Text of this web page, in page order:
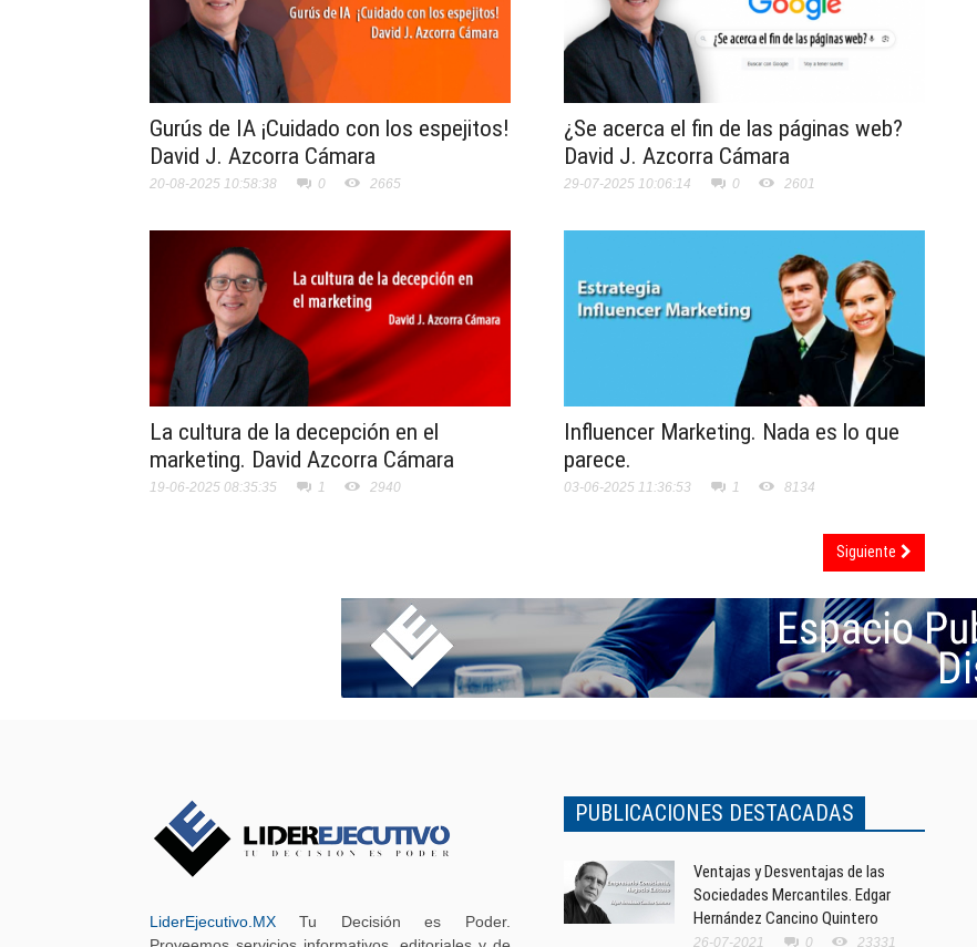
Gurús de IA ¡Cuidado con los espejitos!
David J. Azcorra Cámara
20-08-2025 10:58:38 0 2665
¿Se acerca el fin de las páginas web?
David J. Azcorra Cámara
29-07-2025 10:06:14 0 2601
La cultura de la decepción en el
marketing. David Azcorra Cámara
19-06-2025 08:35:35 1 2940
Influencer Marketing. Nada es lo que
parece.
03-06-2025 11:36:53 1 8134
Siguiente
LiderEjecutivo.MX Tu Decisión es Poder.
PUBLICACIONES DESTACADAS
Ventajas y Desventajas de las
Sociedades Mercantiles. Edgar
Hernández Cancino Quintero
26-07-2021 0 23331